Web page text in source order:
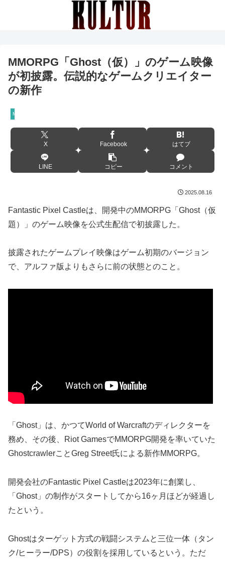
MMORPG「Ghost（仮）」のゲーム映像
が初披露。伝説的なゲームクリエイター
の新作
MMORPG
X Facebook はてブ
LINE コピー コメント
2025.08.16
Fantastic Pixel Castleは、開発中のMMORPG「Ghost（仮
題）」のゲーム映像を公式生配信で初披露した。
披露されたゲームプレイ映像はゲーム初期のバージョン
で、アルファ版よりもさらに前の状態とのこと。
「Ghost」は、かつてWorld of Warcraftのディレクターを
務め、その後、Riot GamesでMMORPG開発を率いていた
GhostcrawlerことGreg Street氏による新作MMORPG。
開発会社のFantastic Pixel Castleは2023年に創業し、
「Ghost」の制作がスタートしてから16ヶ月ほどが経過し
たという。
Ghostはターゲット方式の戦闘システムと三位一体（タン
ク/ヒーラー/DPS）の役割を採用しているという。ただ